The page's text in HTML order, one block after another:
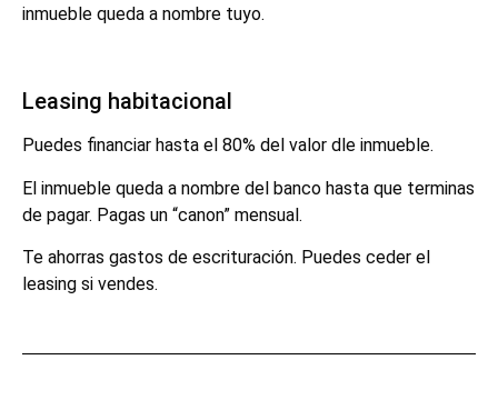
inmueble queda a nombre tuyo.
Leasing habitacional
Puedes financiar hasta el 80% del valor dle inmueble.
El inmueble queda a nombre del banco hasta que terminas
de pagar. Pagas un “canon” mensual.
Te ahorras gastos de escrituración. Puedes ceder el
leasing si vendes.